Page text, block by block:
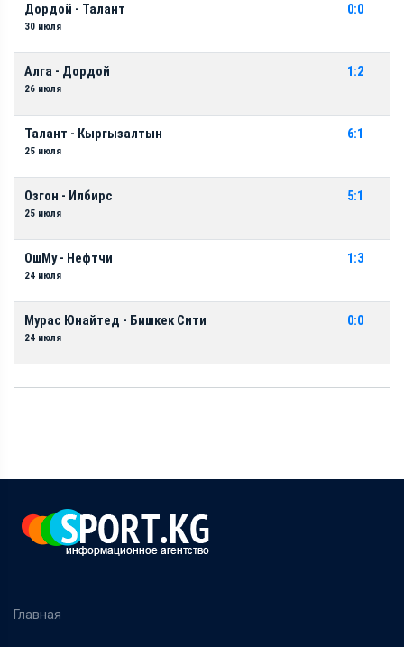
Дордой - Талант
30 июля
0:0
Алга - Дордой
26 июля
1:2
Талант - Кыргызалтын
25 июля
6:1
Озгон - Илбирс
25 июля
5:1
ОшМу - Нефтчи
24 июля
1:3
Мурас Юнайтед - Бишкек Сити
24 июля
0:0
Главная